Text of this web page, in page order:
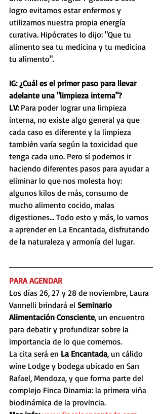
logro evitamos estar enfermos y
utilizamos nuestra propia energía
curativa. Hipócrates lo dijo: "Que tu
alimento sea tu medicina y tu medicina
tu alimento".
IG: ¿Cuál es el primer paso para llevar
adelante una "limpieza interna"?
LV: Para poder lograr una limpieza
interna, no existe algo general ya que
cada caso es diferente y la limpieza
también varía según la toxicidad que
tenga cada uno. Pero sí podemos ir
haciendo diferentes pasos para ayudar a
eliminar lo que nos molesta hoy:
algunos kilos de más, consumo de
mucho alimento cocido, malas
digestiones... Todo esto y más, lo vamos
a aprender en La Encantada, disfrutando
de la naturaleza y armonía del lugar.
PARA AGENDAR
Los días 26, 27 y 28 de noviembre, Laura
Vannelli brindará el Seminario
Alimentación Consciente, un encuentro
para debatir y profundizar sobre la
importancia de lo que comemos.
La cita será en La Encantada, un cálido
wine Lodge y bodega ubicado en San
Rafael, Mendoza, y que forma parte del
complejo Finca Dinamia: la primera viña
biodinámica de la provincia.